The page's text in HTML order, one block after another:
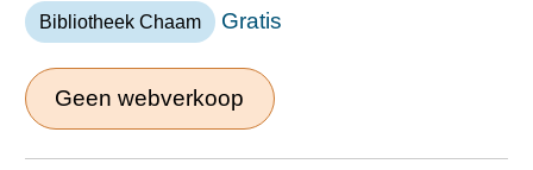
Bibliotheek Chaam Gratis
Geen webverkoop